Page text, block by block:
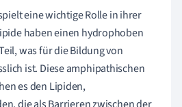
eine wichtige Rolle in ihrer
haben einen hydrophoben
was für die Bildung von
ist. Diese amphipathischen
es den Lipiden,
die als Barrieren zwischen der